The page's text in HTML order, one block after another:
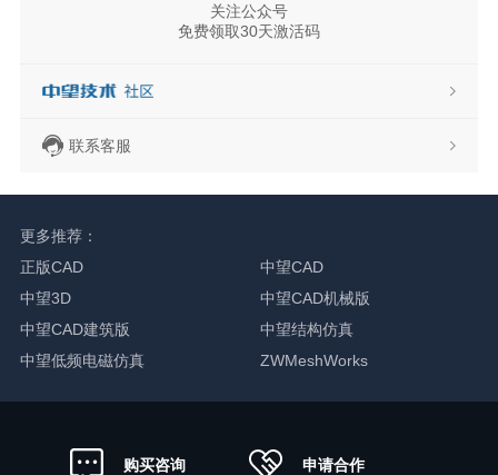
关注公众号
免费领取30天激活码
联系客服
更多推荐：
正版CAD
中望CAD
中望3D
中望CAD机械版
中望CAD建筑版
中望结构仿真
中望低频电磁仿真
ZWMeshWorks
购买咨询 申请合作